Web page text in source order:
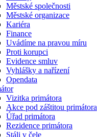
Městské společnosti
Městské organizace
Kariéra
Finance
Uvádíme na pravou míru
Proti korupci
Evidence smluv
Vyhlášky a nařízení
Opendata
Vizitka primátora
Akce pod záštitou primátora
Úřad primátora
Rezidence primátora
Stáli v čele